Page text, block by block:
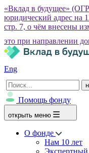
«Вклад в будущее»
юридический адрес на
стр. 7, о чём внесены
это при направлении
Eng
Помощь фонду
открыть меню
О фонде
Нам 10 лет
Экспертный